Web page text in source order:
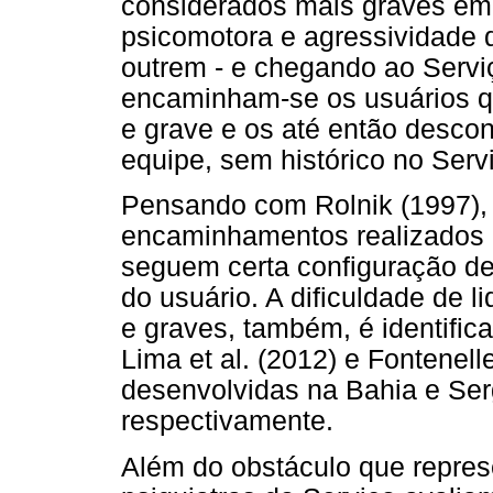
considerados mais graves
psicomotora e agressividade
outrem - e chegando ao
encaminham-se os usuários
e grave e os até então
equipe, sem histórico no
Pensando com Rolnik
encaminhamentos
seguem certa configuração
do usuário. A dificuldade de
e graves, também, é
Lima et al. (2012) e
desenvolvidas na Bahia e
respectivamente.
Além do obstáculo que